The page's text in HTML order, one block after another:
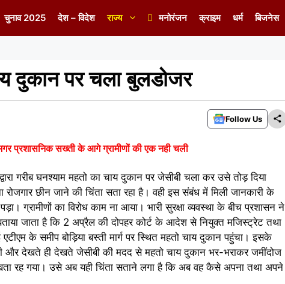
चुनाव 2025 देश – विदेश राज्य मनोरंजन क्राइम धर्म बिजनेस
दुकान पर चला बुलडोजर
Follow Us
प्रशासनिक सख्ती के आगे ग्रामीणों की एक नही चली
गरीब घनश्याम महतो का चाय दुकान पर जेसीबी चला कर उसे तोड़ दिया
छीन जाने की चिंता सता रहा है। वही इस संबंध में मिली जानकारी के
ग्रामीणों का विरोध काम ना आया। भारी सुरक्षा व्यवस्था के बीच प्रशासन ने
जाता है कि 2 अप्रैल की दोपहर कोर्ट के आदेश से नियुक्त मजिस्ट्रेट तथा
के समीप बोड़िया बस्ती मार्ग पर स्थित महतो चाय दुकान पहुंचा। इसके
और देखते ही देखते जेसीबी की मदद से महतो चाय दुकान भर-भराकर जमींदोज
रह गया। उसे अब यही चिंता सताने लगा है कि अब वह कैसे अपना तथा अपने